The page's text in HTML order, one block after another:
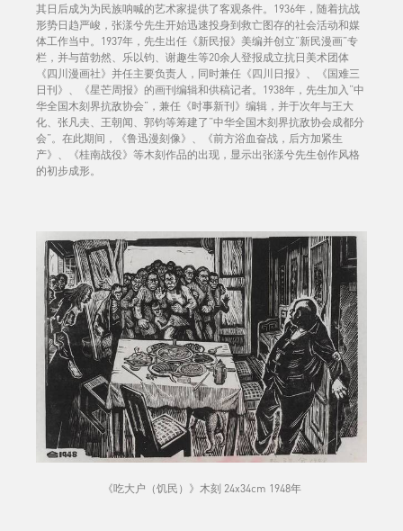
其日后成为为民族呐喊的艺术家提供了客观条件。1936年，随着抗战
形势日趋严峻，张漾兮先生开始迅速投身到救亡图存的社会活动和媒
体工作当中。1937年，先生出任《新民报》美编并创立“新民漫画”专
栏，并与苗勃然、乐以钧、谢趣生等20余人登报成立抗日美术团体
《四川漫画社》并任主要负责人，同时兼任《四川日报》、《国难三
日刊》、《星芒周报》的画刊编辑和供稿记者。1938年，先生加入“中
华全国木刻界抗敌协会”，兼任《时事新刊》编辑，并于次年与王大
化、张凡夫、王朝闻、郭钧等筹建了“中华全国木刻界抗敌协会成都分
会”。在此期间，《鲁迅漫刻像》、《前方浴血奋战，后方加紧生
产》、《桂南战役》等木刻作品的出现，显示出张漾兮先生创作风格
的初步成形。
《吃大户（饥民）》木刻 24x34cm 1948年